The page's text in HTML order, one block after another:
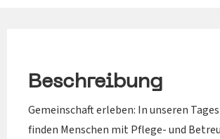
Beschreibung
Gemeinschaft erleben: In unseren
finden Menschen mit Pflege- und